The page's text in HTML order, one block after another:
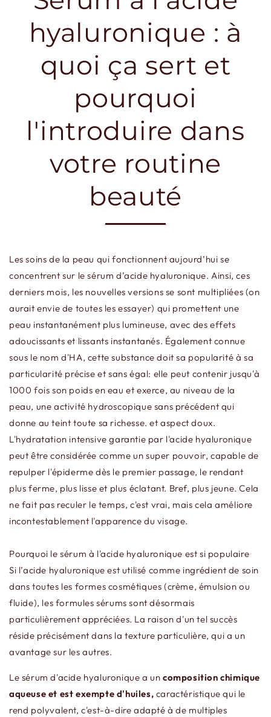
hyaluronique : à
quoi ça sert et
pourquoi
l'introduire dans
votre routine
beauté
Les soins de la peau qui fonctionnent aujourd’hui se
concentrent sur le sérum d’acide hyaluronique. Ainsi, ces
derniers mois, les nouvelles versions se sont multipliées (on
aurait envie de toutes les essayer) qui promettent une
peau instantanément plus lumineuse, avec des effets
adoucissants et lissants instantanés. Également connue
sous le nom d'HA, cette substance doit sa popularité à sa
particularité précise et sans égal: elle peut contenir jusqu'à
1000 fois son poids en eau et exerce, au niveau de la
peau, une activité hydroscopique sans précédent qui
donne au teint toute sa richesse. et aspect doux.
L'hydratation intensive garantie par l'acide hyaluronique
peut être considérée comme un super pouvoir, capable de
repulper l'épiderme dès le premier passage, le rendant
plus ferme, plus lisse et plus éclatant. Bref, plus jeune. Cela
ne fait pas reculer le temps, c'est vrai, mais cela améliore
incontestablement l'apparence du visage.
Pourquoi le sérum à l'acide hyaluronique est si populaire
Si l’acide hyaluronique est utilisé comme ingrédient de soin
dans toutes les formes cosmétiques (crème, émulsion ou
fluide), les formules sérums sont désormais
particulièrement appréciées. La raison d'un tel succès
réside précisément dans la texture particulière, qui a un
avantage sur les autres.
Le sérum d'acide hyaluronique a un composition chimique
aqueuse et est exempte d'huiles, caractéristique qui le
rend polyvalent, c'est-à-dire adapté à de multiples